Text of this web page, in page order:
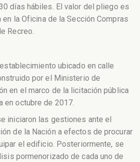
días hábiles. El valor del pliego es
la Oficina de la Sección Compras
Recreo.
ubicado en calle
por el Ministerio de
en el marco de la licitación pública
en octubre de 2017.
iniciaron las gestiones ante el
de la Nación a efectos de procurar
el edificio. Posteriormente, se
pormenorizado de cada uno de